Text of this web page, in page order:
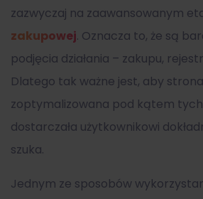
zazwyczaj na zaawansowanym
zakupowej. Oznacza to, że są
podjęcia działania – zakupu,
Dlatego tak ważne jest, aby
zoptymalizowana pod kątem
dostarczała użytkownikowi
szuka.
Jednym ze sposobów